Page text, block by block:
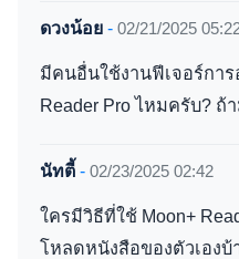
ดวงน้อย - 02/21/2025
มีคนอื่นใช้งานฟีเจอร์การ
Reader Pro ไหมครับ?
นัทตี้ - 02/23/2025 02:42
ใครมีวิธีที่ใช้ Moon+
โหลดหนังสือของตัวเองบ้